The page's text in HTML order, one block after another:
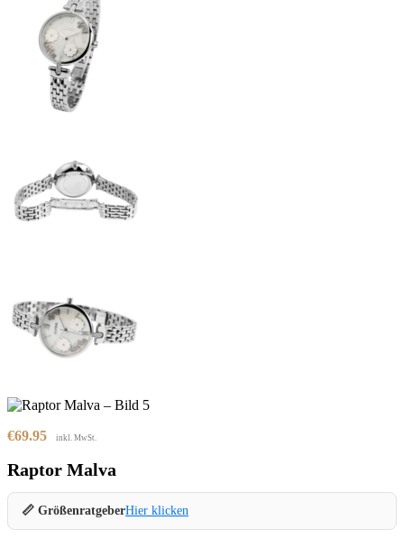
€69.95 inkl. MwSt.
Raptor Malva
📏 GrößenratgeberHier klicken